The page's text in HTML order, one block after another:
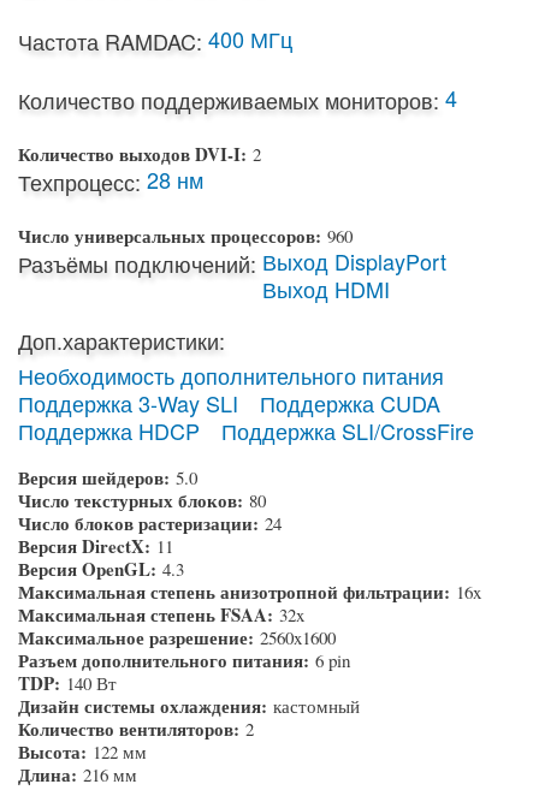
Частота RAMDAC: 400 МГц
Количество поддерживаемых мониторов: 4
Количество выходов DVI-I: 2
Техпроцесс: 28 нм
Число универсальных процессоров: 960
Разъёмы подключений: Выход DisplayPort
Выход HDMI
Доп.характеристики:
Необходимость дополнительного питания
Поддержка 3-Way SLI
Поддержка CUDA
Поддержка HDCP
Поддержка SLI/CrossFire
Версия шейдеров: 5.0
Число текстурных блоков: 80
Число блоков растеризации: 24
Версия DirectX: 11
Версия OpenGL: 4.3
Максимальная степень анизотропной фильтрации: 16x
Максимальная степень FSAA: 32x
Максимальное разрешение: 2560x1600
Разъем дополнительного питания: 6 pin
TDP: 140 Вт
Дизайн системы охлаждения: кастомный
Количество вентиляторов: 2
Высота: 122 мм
Длина: 216 мм